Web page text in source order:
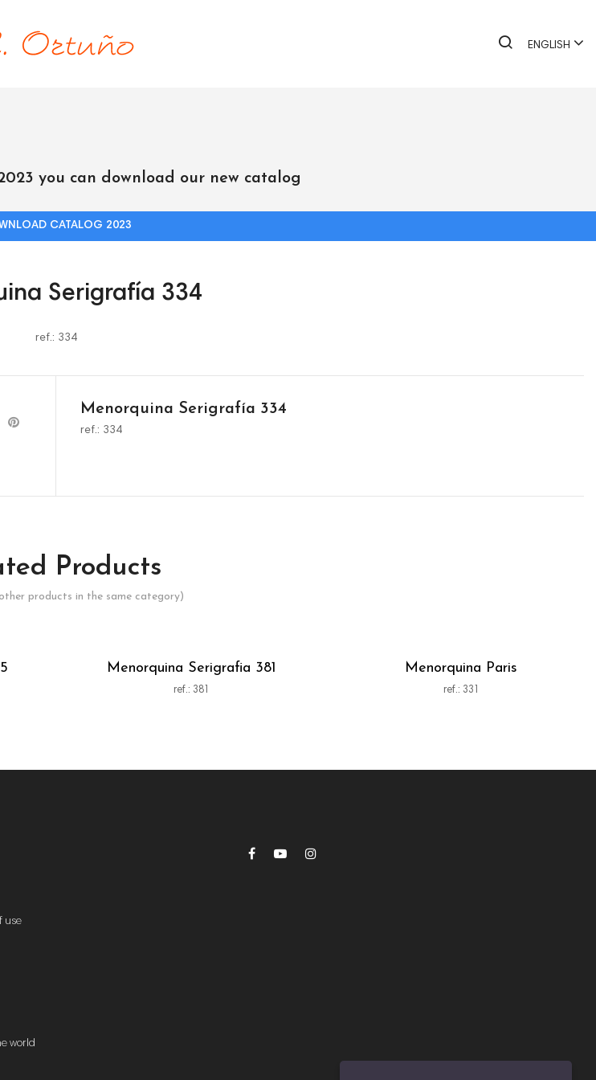
ENGLISH
you can download our new catalog
CATALOG 2023
Serigrafía 334
ref.: 334
Menorquina Serigrafía 334
ref.: 334
Products
products in the same category)
Menorquina Serigrafia 381
ref.: 381
Menorquina Paris
ref.: 331
use
world